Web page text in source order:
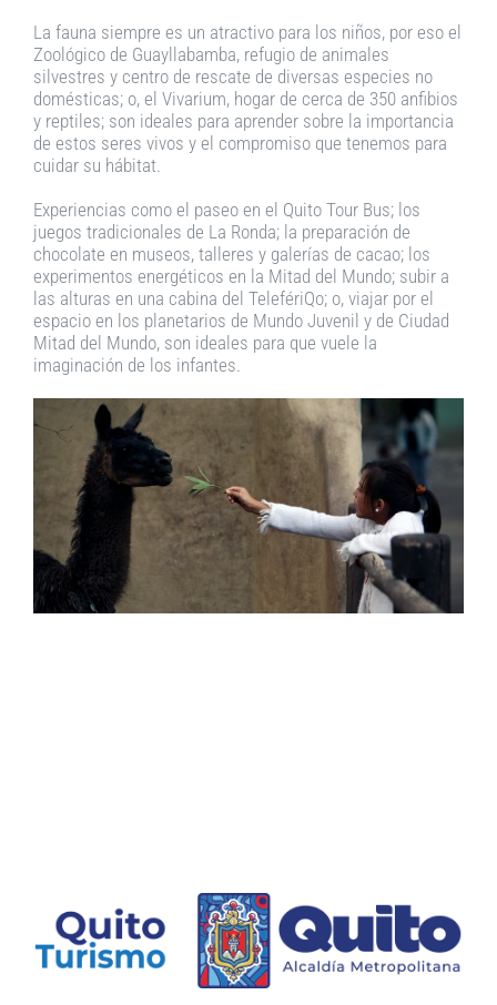
La fauna siempre es un atractivo para los niños, por eso el
Zoológico de Guayllabamba, refugio de animales
silvestres y centro de rescate de diversas especies no
domésticas; o, el Vivarium, hogar de cerca de 350 anfibios
y reptiles; son ideales para aprender sobre la importancia
de estos seres vivos y el compromiso que tenemos para
cuidar su hábitat.
Experiencias como el paseo en el Quito Tour Bus; los
juegos tradicionales de La Ronda; la preparación de
chocolate en museos, talleres y galerías de cacao; los
experimentos energéticos en la Mitad del Mundo; subir a
las alturas en una cabina del TelefériQo; o, viajar por el
espacio en los planetarios de Mundo Juvenil y de Ciudad
Mitad del Mundo, son ideales para que vuele la
imaginación de los infantes.